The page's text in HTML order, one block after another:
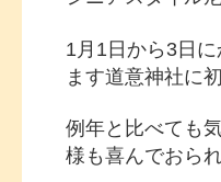
1月1日から3日
ます道意神社に
例年と比べても
様も喜んでおら